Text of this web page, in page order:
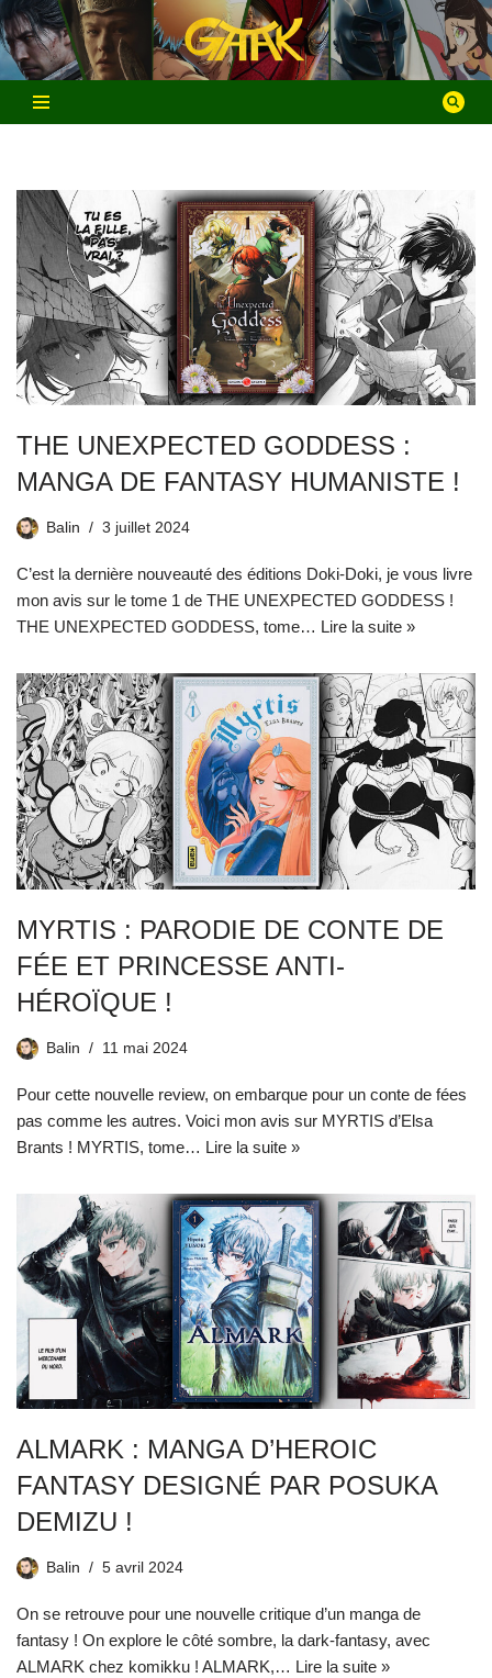
Aller
au
contenu
THE UNEXPECTED GODDESS :
MANGA DE FANTASY HUMANISTE !
Balin 3 juillet 2024
C’est la dernière nouveauté des éditions Doki-Doki, je vous livre
mon avis sur le tome 1 de THE UNEXPECTED GODDESS !
THE UNEXPECTED GODDESS, tome… Lire la suite »
MYRTIS : PARODIE DE CONTE DE
FÉE ET PRINCESSE ANTI-
HÉROÏQUE !
Balin 11 mai 2024
Pour cette nouvelle review, on embarque pour un conte de fées
pas comme les autres. Voici mon avis sur MYRTIS d’Elsa
Brants ! MYRTIS, tome… Lire la suite »
ALMARK : MANGA D’HEROIC
FANTASY DESIGNÉ PAR POSUKA
DEMIZU !
Balin 5 avril 2024
On se retrouve pour une nouvelle critique d’un manga de
fantasy ! On explore le côté sombre, la dark-fantasy, avec
ALMARK chez komikku ! ALMARK,… Lire la suite »